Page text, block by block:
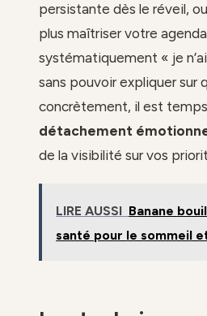
persistante dès le réveil,
plus maîtriser votre
systématiquement « je
sans pouvoir expliquer sur
concrètement, il est temps
détachement
de la visibilité sur vos
LIRE AUSSI Banane
santé pour le sommeil